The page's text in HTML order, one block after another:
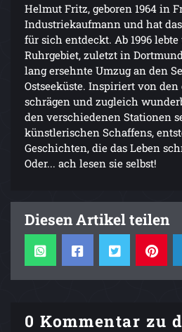
Helmut Fritz, geboren 1964 in
Industriekaufmann und hat
für sich entdeckt. Ab 1996
Ruhrgebiet, zuletzt in
lang ersehnte Umzug an den
Ostseeküste. Inspiriert von
schrägen und zugleich
den verschiedenen Stationen
künstlerischen Schaffens,
Geschichten, die das Leben
Oder... ach lesen sie selbst!
Diesen Artikel teilen
0 Kommentar zu